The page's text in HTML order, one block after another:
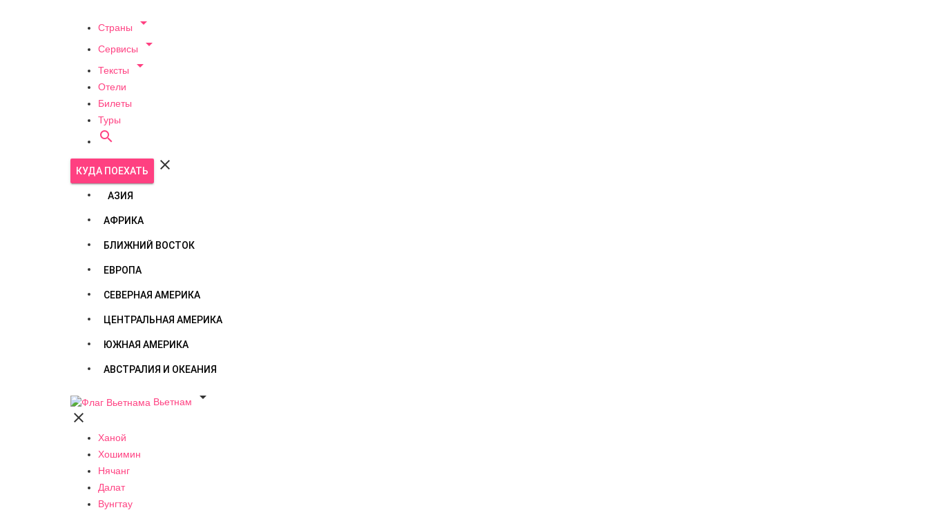
Страны 
Сервисы 
Тексты 
Отели
Билеты
Туры

КУДА ПОЕХАТЬ 
АЗИЯ
АФРИКА
БЛИЖНИЙ ВОСТОК
ЕВРОПА
СЕВЕРНАЯ АМЕРИКА
ЦЕНТРАЛЬНАЯ АМЕРИКА
ЮЖНАЯ АМЕРИКА
АВСТРАЛИЯ И ОКЕАНИЯ
Вьетнам


Ханой
Хошимин
Нячанг
Далат
Вунгтау